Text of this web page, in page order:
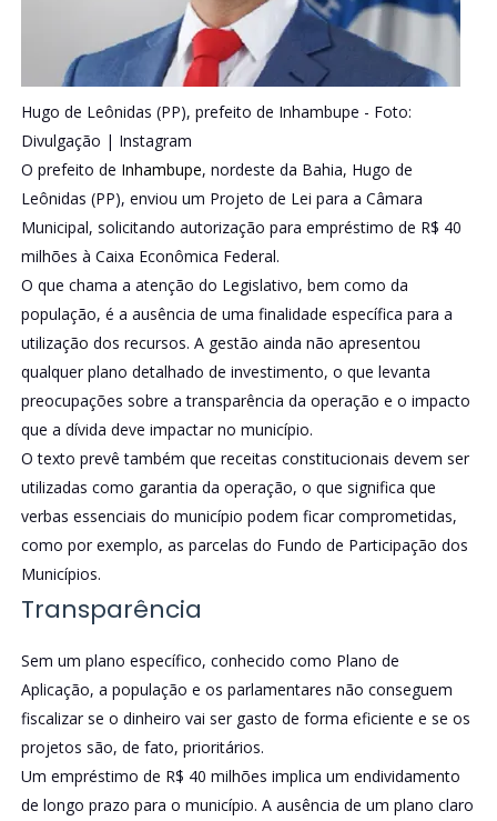
Hugo de Leônidas (PP), prefeito de Inhambupe - Foto:
Divulgação | Instagram
O prefeito de Inhambupe, nordeste da Bahia, Hugo de
Leônidas (PP), enviou um Projeto de Lei para a Câmara
Municipal, solicitando autorização para empréstimo de R$ 40
milhões à Caixa Econômica Federal.
O que chama a atenção do Legislativo, bem como da
população, é a ausência de uma finalidade específica para a
utilização dos recursos. A gestão ainda não apresentou
qualquer plano detalhado de investimento, o que levanta
preocupações sobre a transparência da operação e o impacto
que a dívida deve impactar no município.
O texto prevê também que receitas constitucionais devem ser
utilizadas como garantia da operação, o que significa que
verbas essenciais do município podem ficar comprometidas,
como por exemplo, as parcelas do Fundo de Participação dos
Municípios.
Transparência
Sem um plano específico, conhecido como Plano de
Aplicação, a população e os parlamentares não conseguem
fiscalizar se o dinheiro vai ser gasto de forma eficiente e se os
projetos são, de fato, prioritários.
Um empréstimo de R$ 40 milhões implica um endividamento
de longo prazo para o município. A ausência de um plano claro